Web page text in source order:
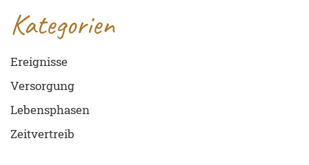
Kategorien
Ereignisse
Versorgung
Lebensphasen
Zeitvertreib